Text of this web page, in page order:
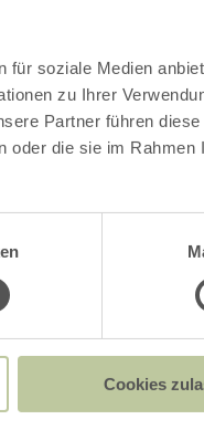
für soziale Medien
zu Ihrer
Partner führen
oder die sie im Rahmen
Cookies